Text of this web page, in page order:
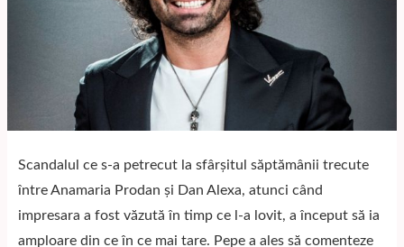
Scandalul ce s-a petrecut la sfârșitul săptămânii trecute
între Anamaria Prodan și Dan Alexa, atunci când
impresara a fost văzută în timp ce l-a lovit, a început să ia
amploare din ce în ce mai tare. Pepe a ales să comenteze